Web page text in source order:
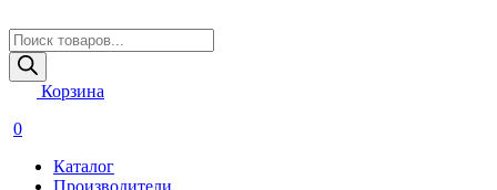
Поиск
товаров
Корзина
0
Каталог
Производители